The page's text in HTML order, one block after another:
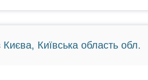
Києва, Київська область обл.